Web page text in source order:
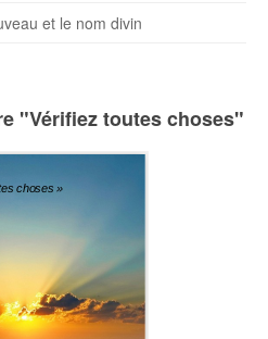
et le nom divin
"Vérifiez toutes choses"